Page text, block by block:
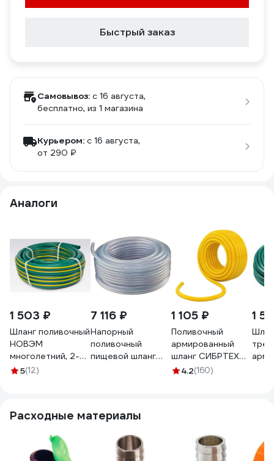
Быстрый заказ
Самовывоз: c 16 августа,
бесплатно, из 1 магазина
Курьером: c 16 августа,
от 290 ₽
Аналоги
1 503 ₽
Шланг поливочный
НОВЭМ
многолетний, 2-
слойный Эластик
5(12)
7 116 ₽
Напорный
поливочный
пищевой шланг
1 105 ₽
Поливочный
армированный
шланг СИБРТЕХ
Дачник ПВХ, 3/4,
4.2(160)
1
Расходные материалы